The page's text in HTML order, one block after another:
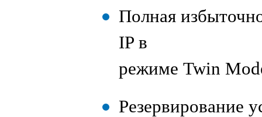
Полная
IP в
режиме Twin
Резервирование